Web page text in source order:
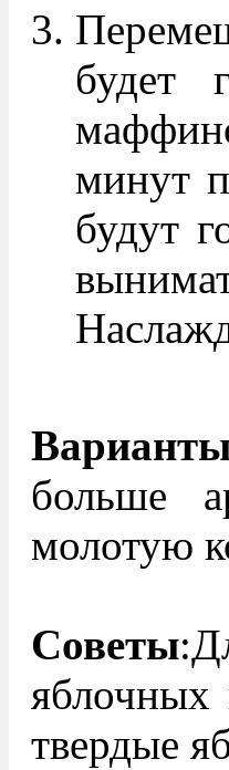
будет
минут
будут
больше
молотую
Советы
яблочных
твердые